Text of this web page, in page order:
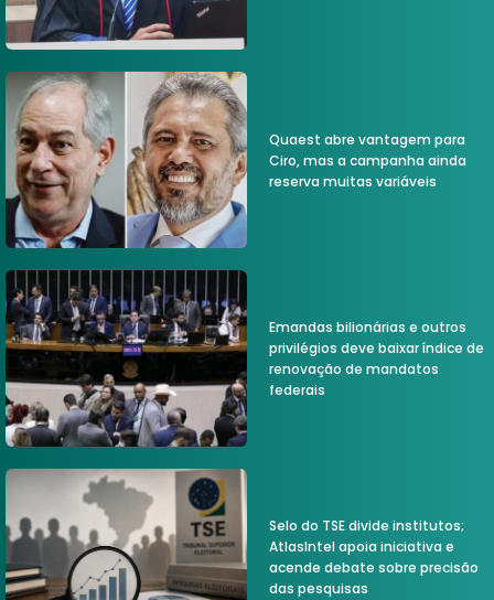
Quaest abre vantagem para
Ciro, mas a campanha ainda
reserva muitas variáveis
Emandas bilionárias e outros
privilégios deve baixar índice de
renovação de mandatos
federais
Selo do TSE divide institutos;
AtlasIntel apoia iniciativa e
acende debate sobre precisão
das pesquisas